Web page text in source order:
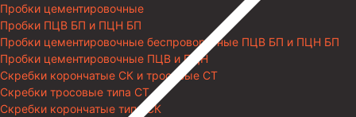
Пробки цементировочные
Пробки ПЦВ БП и ПЦН БП
Пробки цементировочные беспроворотные ПЦВ БП и ПЦН БП
Пробки цементировочные ПЦВ и ПЦН
Скребки корончатые СК и тросовые СТ
Скребки тросовые типа СТ
Скребки корончатые типа СК